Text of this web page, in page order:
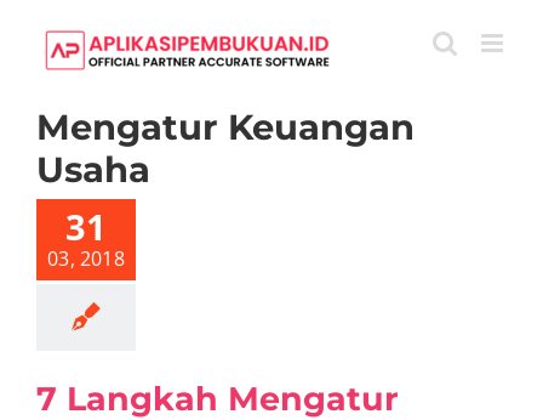
content
Mengatur Keuangan
Usaha
31
03, 2018
dalam
Bisnis
7 Langkah Mengatur